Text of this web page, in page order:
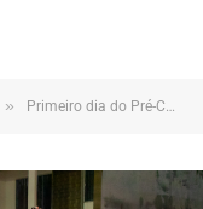
» Primeiro dia do Pré-Carnaval do Tauá reúne foliões e marca início da programação festiva no município